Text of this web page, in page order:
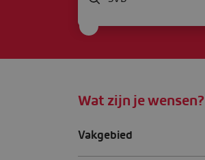
Wat zijn je wensen?
Vakgebied